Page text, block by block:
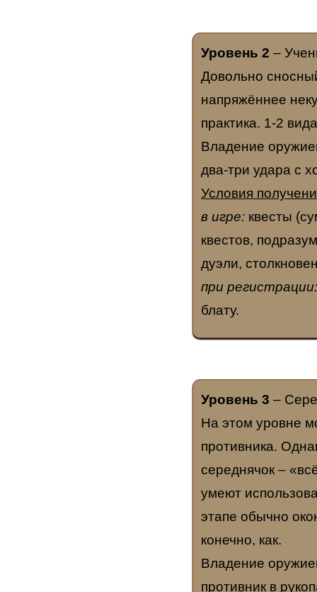
Уровень 2 –
Довольно
напряжённее
практика. 1-2
Владение
два-три удара с
Условия
в игре:квесты
квестов,
дуэли,
при
блату.
Уровень 3 –
На этом уровне
противника.
середнячок –
умеют
этапе обычно
конечно, как.
Владение
противник в